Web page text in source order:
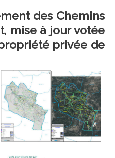
des Chemins
mise à jour votée
privée de